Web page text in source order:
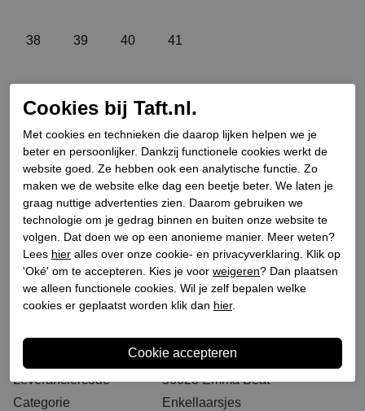
38 39 40 41
Plaats in winkeltas
Selecteer eerst een maat
Binnen 2-3 werkdagen. I.V.M. drukte bij PostNL kan
het langer duren dan u gewend bent
GRATIS levering vanaf € 75,- (m.u.v. sale)*
GRATIS retourneren (vanaf € 200,-)*
30 DAGEN recht op retour
Specificaties
Carmens
Leveranciercode
56023 Emma Beat
Categorie
Enkellaarsjes
Cookies bij Taft.nl.
Met cookies en technieken die daarop lijken helpen we je
beter en persoonlijker. Dankzij functionele cookies werkt de
website goed. Ze hebben ook een analytische functie. Zo
maken we de website elke dag een beetje beter. We laten je
graag nuttige advertenties zien. Daarom gebruiken we
technologie om je gedrag binnen en buiten onze website te
volgen. Dat doen we op een anonieme manier. Meer weten?
Lees hier alles over onze cookie- en privacyverklaring. Klik op
'Oké' om te accepteren. Kies je voor weigeren? Dan plaatsen
we alleen functionele cookies. Wil je zelf bepalen welke
cookies er geplaatst worden klik dan hier.